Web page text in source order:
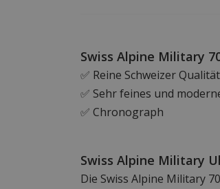
Swiss Alpine Military
✅ Reine Schweizer Qualität
✅ Sehr feines und
✅ Chronograph
Swiss Alpine Military
Die Swiss Alpine Military